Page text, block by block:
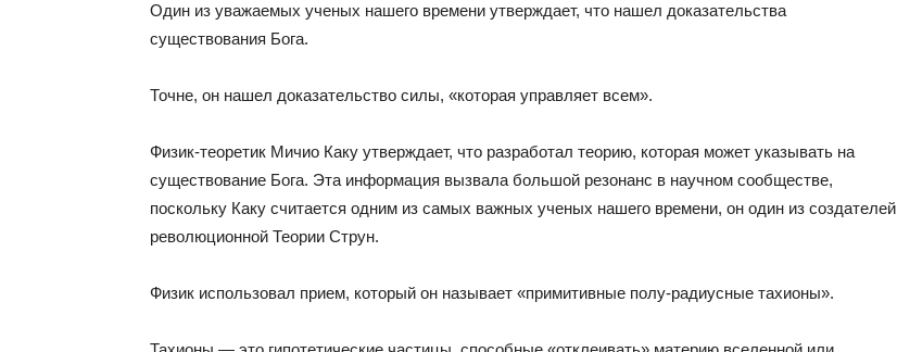
Один из уважаемых ученых нашего времени утверждает, что нашел доказательства
существования Бога.
Точне, он нашел доказательство силы, «которая управляет всем».
Физик-теоретик Мичио Каку утверждает, что разработал теорию, которая может указывать на
существование Бога. Эта информация вызвала большой резонанс в научном сообществе,
поскольку Каку считается одним из самых важных ученых нашего времени, он один из создателей
революционной Теории Струн.
Физик использовал прием, который он называет «примитивные полу-радиусные тахионы».